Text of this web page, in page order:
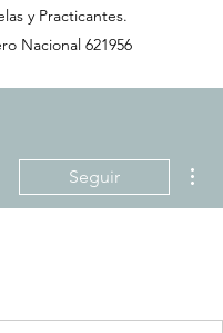
y Practicantes.
Nacional 621956
Seguir